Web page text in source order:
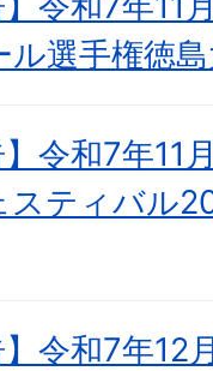
選手権徳
】令和7年
スティバル
】令和7年